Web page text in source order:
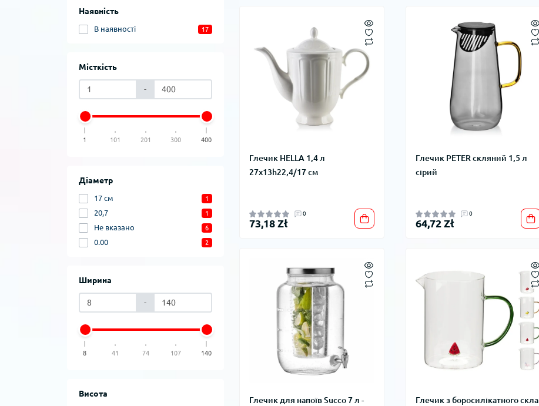
Наявність
В наявності 17
Місткість
-
1 101 201 300 400
Діаметр
17 см 1
20,7 1
Не вказано 6
0.00 2
Ширина
-
8 41 74 107 140
Висота
Глечик HELLA 1,4 л
27x13h22,4/17 см
0
73,18 Zł
Глечик PETER скляний 1,5 л
сірий
0
64,72 Zł
Глечик для напоїв Succo 7 л -
Глечик з боросилікатного скла